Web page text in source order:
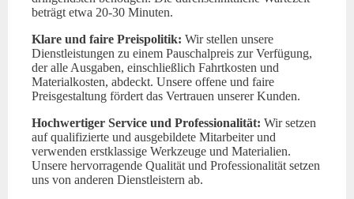
beträgt etwa 20-30 Minuten.
Klare und faire Preispolitik: Wir stellen unsere
Dienstleistungen zu einem Pauschalpreis zur Verfügung,
der alle Ausgaben, einschließlich Fahrtkosten und
Materialkosten, abdeckt. Unsere offene und faire
Preisgestaltung fördert das Vertrauen unserer Kunden.
Hochwertiger Service und Professionalität: Wir setzen
auf qualifizierte und ausgebildete Mitarbeiter und
verwenden erstklassige Werkzeuge und Materialien.
Unsere hervorragende Qualität und Professionalität setzen
uns von anderen Dienstleistern ab.